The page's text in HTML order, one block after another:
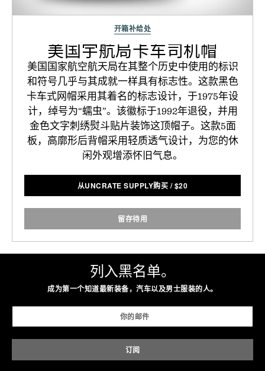
开箱补给处
美国宇航局卡车司机帽
美国国家航空航天局在其整个历史中使用的标识
和符号几乎与其成就一样具有标志性。这款黑色
卡车式网帽采用其着名的标志设计，于1975年设
计，绰号为“蠕虫”。该徽标于1992年退役，并用
金色文字刺绣熨斗贴片装饰这顶帽子。这款5面
板，高廓形后背帽采用轻质透气设计，为您的休
闲外观增添怀旧气息。
从UNCRATE SUPPLY购买 /$20
留存待用
列入黑名单。
成为第一个知道最新装备，汽车以及男士服装的人。